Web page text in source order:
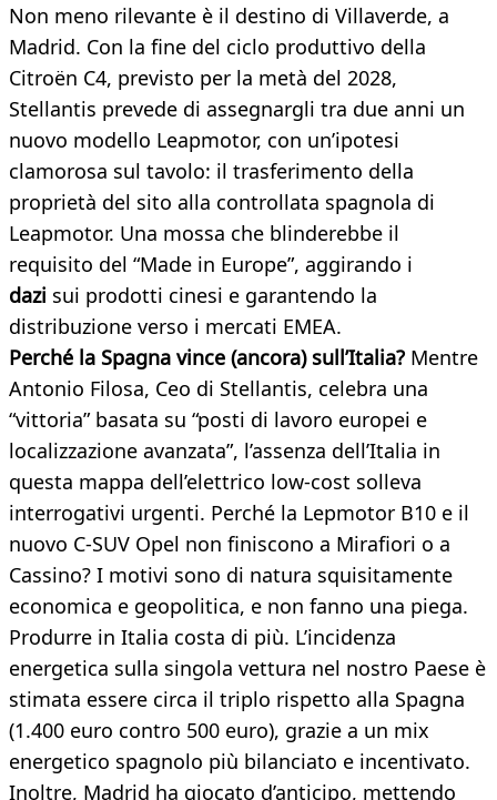
Non meno rilevante è il destino di Villaverde, a
Madrid. Con la fine del ciclo produttivo della
Citroën C4, previsto per la metà del 2028,
Stellantis prevede di assegnargli tra due anni un
nuovo modello Leapmotor, con un’ipotesi
clamorosa sul tavolo: il trasferimento della
proprietà del sito alla controllata spagnola di
Leapmotor. Una mossa che blinderebbe il
requisito del “Made in Europe”, aggirando i
dazi sui prodotti cinesi e garantendo la
distribuzione verso i mercati EMEA.
Perché la Spagna vince (ancora) sull’Italia? Mentre
Antonio Filosa, Ceo di Stellantis, celebra una
“vittoria” basata su “posti di lavoro europei e
localizzazione avanzata”, l’assenza dell’Italia in
questa mappa dell’elettrico low-cost solleva
interrogativi urgenti. Perché la Lepmotor B10 e il
nuovo C-SUV Opel non finiscono a Mirafiori o a
Cassino? I motivi sono di natura squisitamente
economica e geopolitica, e non fanno una piega.
Produrre in Italia costa di più. L’incidenza
energetica sulla singola vettura nel nostro Paese è
stimata essere circa il triplo rispetto alla Spagna
(1.400 euro contro 500 euro), grazie a un mix
energetico spagnolo più bilanciato e incentivato.
Inoltre, Madrid ha giocato d’anticipo, mettendo